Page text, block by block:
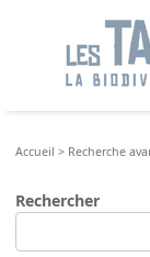
Accueil > Recherche
Rechercher